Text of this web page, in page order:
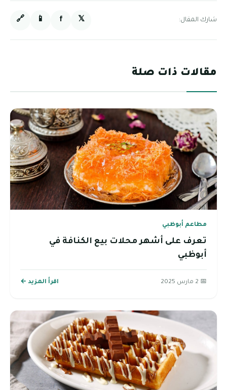
شارك المقال: 𝕏
f
📱
🔗
مقالات ذات صلة
مطاعم أبوظبي
تعرف على أشهر محلات بيع الكنافة في
أبوظبي
📅 2 مارس 2025 اقرأ المزيد ←